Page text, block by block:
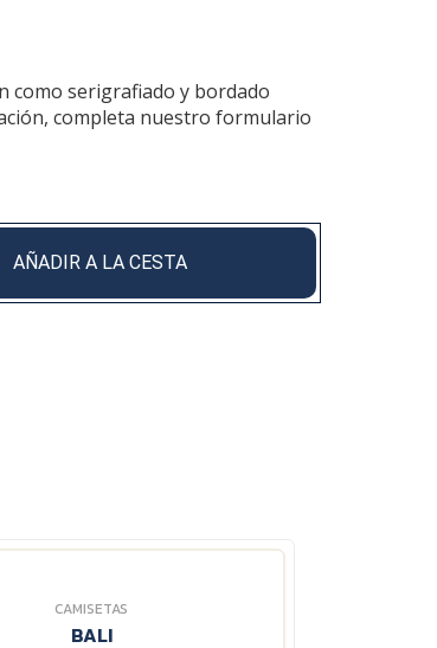
como serigrafiado y bordado
completa nuestro formulario
AÑADIR A LA CESTA
CAMISETAS
BALI